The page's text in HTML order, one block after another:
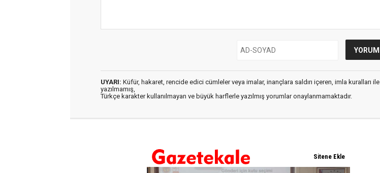
UYARI: Küfür, hakaret, rencide edici cümleler veya imalar, inançlara saldırı içeren, imla kuralları ile
yazılmamış,
Türkçe karakter kullanılmayan ve büyük harflerle yazılmış yorumlar onaylanmamaktadır.